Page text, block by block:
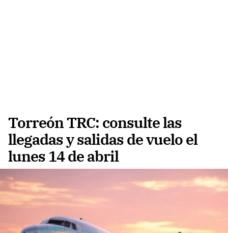
Torreón TRC: consulte las
llegadas y salidas de vuelo el
lunes 14 de abril